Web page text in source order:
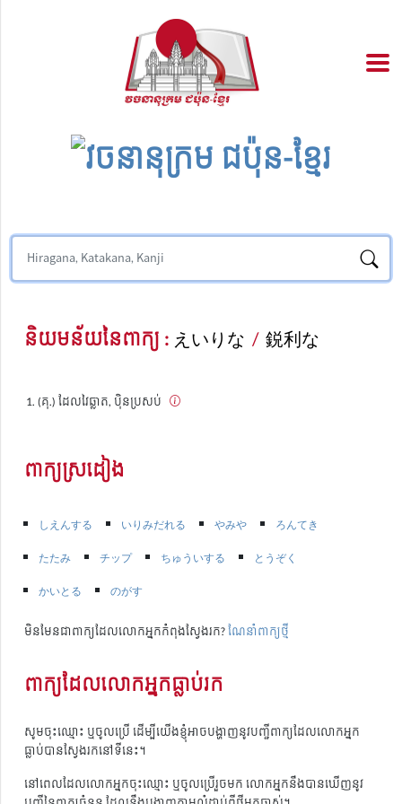
និយមន័យនៃពាក្យ :えいりな / 鋭利な
(គុ.) ដែលវៃឆ្លាត, ប៉ិនប្រសប់
ពាក្យស្រដៀង
しえんする いりみだれる やみや
ろんてき
たたみ
チップ ちゅういする
とうぞく
かいとる
のがす
មិនមែនជាពាក្យដែលលោកអ្នកកំពុងស្វែងរក?ណែនាំពាក្យថ្មី
ពាក្យដែលលោកអ្នកធ្លាប់រក
សូមចុះឈ្មោះ ឬចូលប្រើ ដើម្បីយើងខ្ញុំអាចបង្ហាញនូវបញ្ជីពាក្យដែលលោកអ្នក
ធ្លាប់បានស្វែងរកនៅទីនេះ។
នៅពេលដែលលោកអ្នកចុះឈ្មោះ ឬចូលប្រើរួចមក លោកអ្នកនឹងបានឃើញនូវ